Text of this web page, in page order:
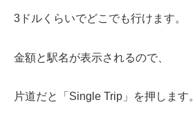
3ドルくらいでどこでも行けます。
金額と駅名が表示されるので、
片道だと「 Single Trip」 を押します。